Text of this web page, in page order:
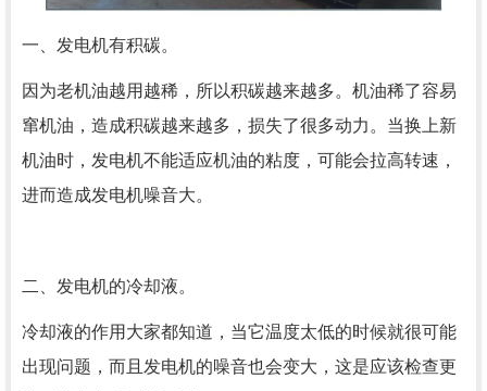
一、发电机有积碳。
因为老机油越用越稀，所以积碳越来越多。机油稀了容易
窜机油，造成积碳越来越多，损失了很多动力。当换上新
机油时，发电机不能适应机油的粘度，可能会拉高转速，
进而造成发电机噪音大。
二、发电机的冷却液。
冷却液的作用大家都知道，当它温度太低的时候就很可能
出现问题，而且发电机的噪音也会变大，这是应该检查更